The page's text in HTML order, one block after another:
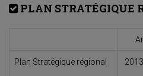
PLAN STRATÉGIQUE
Plan Stratégique régional